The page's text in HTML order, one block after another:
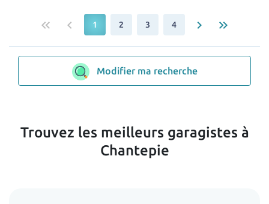
keyboard_double_arrow_left keyboard_arrow_left 1 2 3 4 keyboard_arrow_right keyboard_double_arrow_right
Modifier ma recherche
Trouvez les meilleurs garagistes à
Chantepie